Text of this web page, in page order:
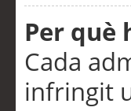
Per què
Cada
infringit